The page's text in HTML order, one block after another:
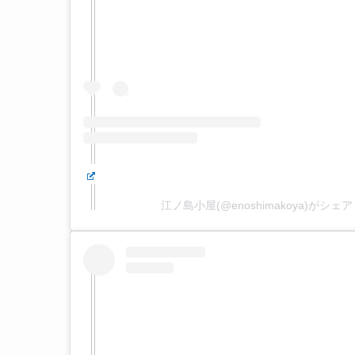
江ノ島小屋(@enoshimakoya)がシェア